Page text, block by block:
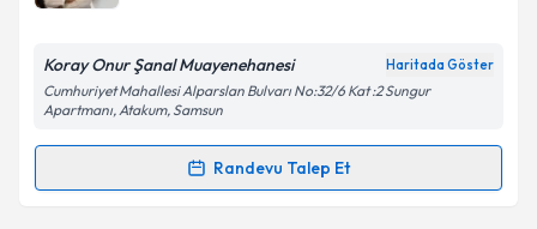
Koray Onur Şanal Muayenehanesi Haritada Göster
Cumhuriyet Mahallesi Alparslan Bulvarı No:32/6 Kat :2 Sungur
Apartmanı, Atakum, Samsun
Randevu Talep Et
Randevu Takvimi Talebi